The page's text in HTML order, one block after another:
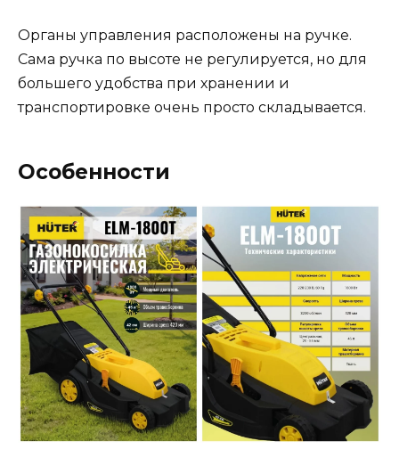
Органы управления расположены на ручке.
Сама ручка по высоте не регулируется, но для
большего удобства при хранении и
транспортировке очень просто складывается.
Особенности